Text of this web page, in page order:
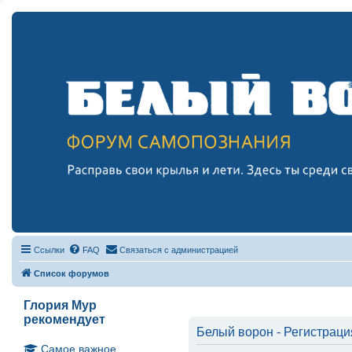
Ссылки FAQ Связаться с администрацией
Список форумов
Глория Мур
рекомендует
Самое важное
Белый ворон -